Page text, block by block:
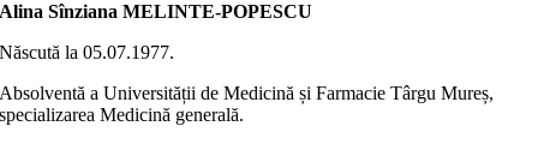
Alina Sînziana MELINTE-POPESCU
Născută la 05.07.1977.
Absolventă a Universității de Medicină și Farmacie Târgu Mureș,
specializarea Medicină generală.